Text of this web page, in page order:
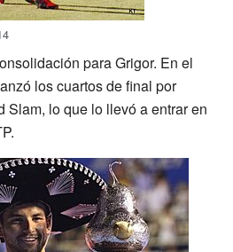
para Grigor. En el
los cuartos de final por
Slam, lo que lo llevó a entrar en